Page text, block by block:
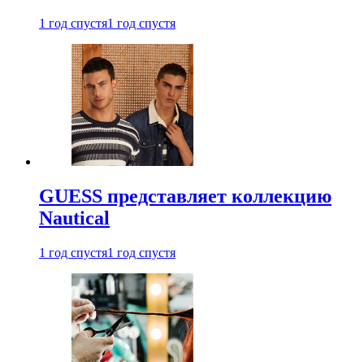
1 год спустя1 год спустя
GUESS представляет коллекцию
Nautical
1 год спустя1 год спустя